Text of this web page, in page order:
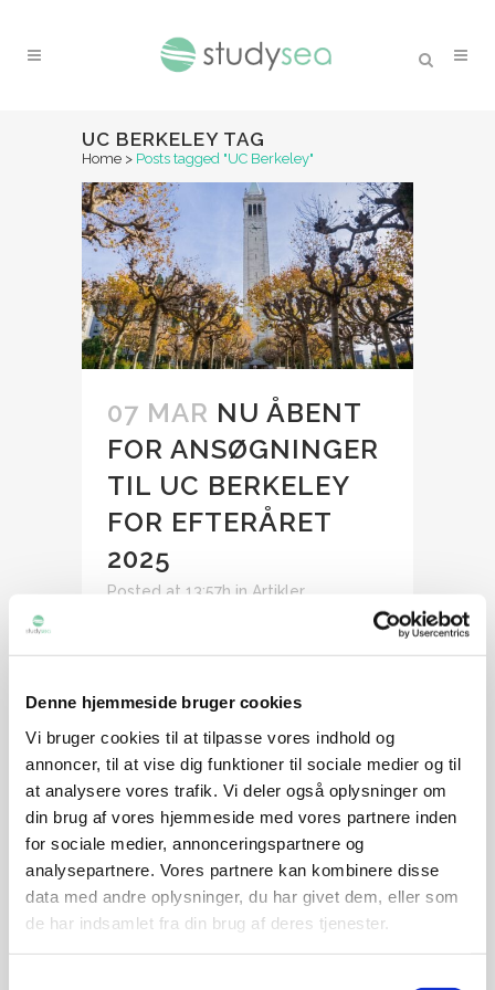
Denne hjemmeside bruger cookies
Vi bruger cookies til at tilpasse vores indhold og
annoncer, til at vise dig funktioner til sociale medier og til
at analysere vores trafik. Vi deler også oplysninger om
din brug af vores hjemmeside med vores partnere inden
for sociale medier, annonceringspartnere og
analysepartnere. Vores partnere kan kombinere disse
data med andre oplysninger, du har givet dem, eller som
de har indsamlet fra din brug af deres tjenester.
UC BERKELEY TAG
Home > Posts tagged "UC Berkeley"
07 MAR NU ÅBENT
FOR ANSØGNINGER
TIL UC BERKELEY
FOR EFTERÅRET
2025
Posted at 13:57h in Artikler,
vil du booste dit CV og opleve
eliteuniversitet? University of California
Berkeley har i mange år været
betragtet som verdens bedste
offentlige universitet. Det er et ”Public
Ivy” universitet, beliggende ved San
Francisco og...